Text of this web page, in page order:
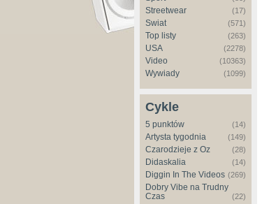
Streetwear (17)
Świat (571)
Top listy (263)
USA (2278)
Video (10363)
Wywiady (1099)
Cykle
5 punktów (14)
Artysta tygodnia (149)
Czarodzieje z Oz (28)
Didaskalia (14)
Diggin In The Videos (269)
Dobry Vibe na Trudny
Czas
(22)